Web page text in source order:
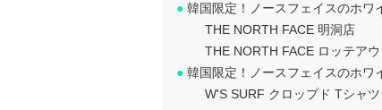
● 韓国限定！ノースフェイスのホワ
THE NORTH FACE 明洞店
THE NORTH FACE ロッテア
● 韓国限定！ノースフェイスのホワ
W'S SURF クロップド Tシャ